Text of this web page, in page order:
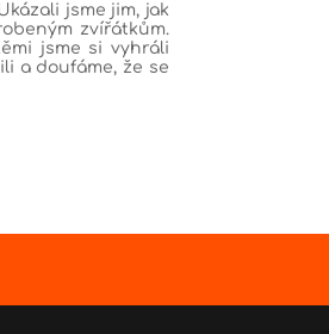
jsme jim, jak
zvířátkům.
jsme si vyhráli
a doufáme, že se